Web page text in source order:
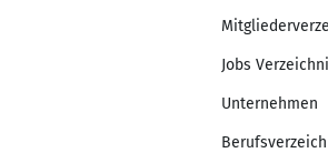
Jobs
Unternehmen